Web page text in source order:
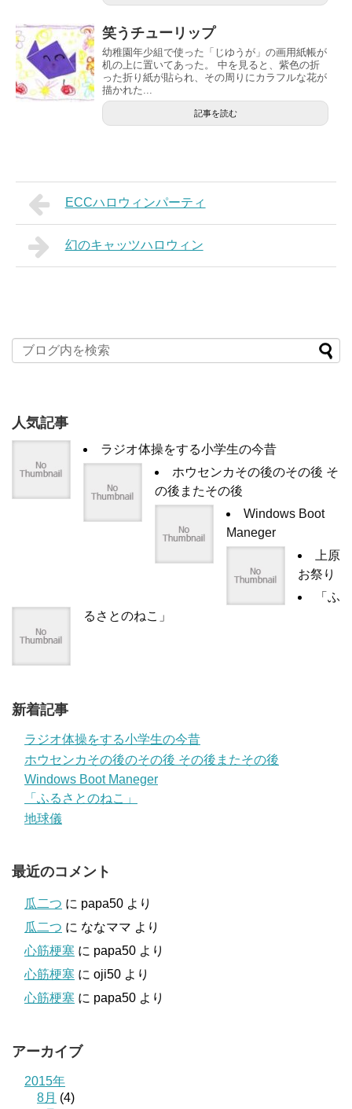
笑うチューリップ
幼稚園年少組で使った「じゆうが」の画用紙帳が
机の上に置いてあった。 中を見ると、紫色の折
った折り紙が貼られ、その周りにカラフルな花が
描かれた...
記事を読む
ECCハロウィンパーティ
幻のキャッツハロウィン
人気記事
ラジオ体操をする小学生の今昔
ホウセンカその後のその後 そ
の後またその後
Windows Boot
Maneger
上原
お祭り
「ふ
るさとのねこ」
新着記事
ラジオ体操をする小学生の今昔
ホウセンカその後のその後 その後またその後
Windows Boot Maneger
「ふるさとのねこ」
地球儀
最近のコメント
瓜二つ に papa50 より
瓜二つ に ななママ より
心筋梗塞 に papa50 より
心筋梗塞 に oji50 より
心筋梗塞 に papa50 より
アーカイブ
2015年
8月 (4)